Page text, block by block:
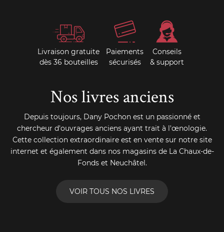
Livraison gratuite
dès 36 bouteilles
Paiements
sécurisés
Conseils
& support
Nos livres anciens
Depuis toujours, Dany Pochon est un passionné et
chercheur d'ouvrages anciens ayant trait à l'œnologie.
Cette collection extraordinaire est en vente sur notre site
internet et également dans nos magasins de La Chaux-de-
Fonds et Neuchâtel.
VOIR TOUS NOS LIVRES